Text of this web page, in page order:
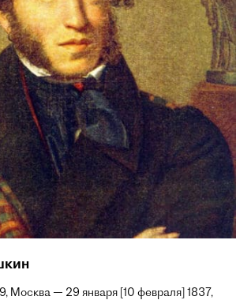
Москва — 29 января [10 февраля] 1837,